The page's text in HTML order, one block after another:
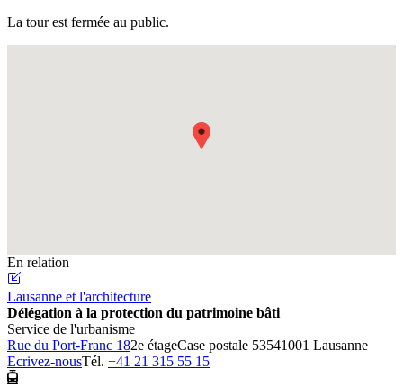
La tour est fermée au public.
En relation
Lausanne et l'architecture
Délégation à la protection du patrimoine bâti
Service de l'urbanisme
Rue du Port-Franc 182e étageCase postale 53541001 Lausanne
Ecrivez-nousTél. +41 21 315 55 15